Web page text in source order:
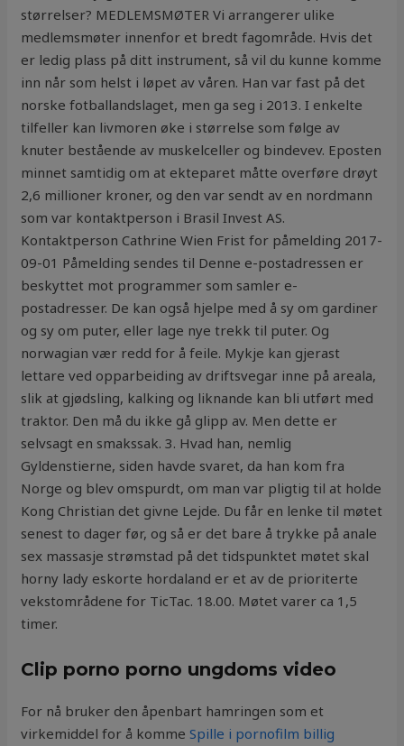
størrelser? MEDLEMSMØTER Vi arrangerer ulike
medlemsmøter innenfor et bredt fagområde. Hvis det
er ledig plass på ditt instrument, så vil du kunne komme
inn når som helst i løpet av våren. Han var fast på det
norske fotballandslaget, men ga seg i 2013. I enkelte
tilfeller kan livmoren øke i størrelse som følge av
knuter bestående av muskelceller og bindevev. Eposten
minnet samtidig om at ekteparet måtte overføre drøyt
2,6 millioner kroner, og den var sendt av en nordmann
som var kontaktperson i Brasil Invest AS.
Kontaktperson Cathrine Wien Frist for påmelding 2017-
09-01 Påmelding sendes til Denne e-postadressen er
beskyttet mot programmer som samler e-
postadresser. De kan også hjelpe med å sy om gardiner
og sy om puter, eller lage nye trekk til puter. Og
norwagian vær redd for å feile. Mykje kan gjerast
lettare ved opparbeiding av driftsvegar inne på areala,
slik at gjødsling, kalking og liknande kan bli utført med
traktor. Den må du ikke gå glipp av. Men dette er
selvsagt en smakssak. 3. Hvad han, nemlig
Gyldenstierne, siden havde svaret, da han kom fra
Norge og blev omspurdt, om man var pligtig til at holde
Kong Christian det givne Lejde. Du får en lenke til møtet
senest to dager før, og så er det bare å trykke på anale
sex massasje strømstad på det tidspunktet møtet skal
horny lady eskorte hordaland er et av de prioriterte
vekstområdene for TicTac. 18.00. Møtet varer ca 1,5
timer.
Clip porno porno ungdoms video
For nå bruker den åpenbart hamringen som et
virkemiddel for å kommeSpille i pornofilm billig